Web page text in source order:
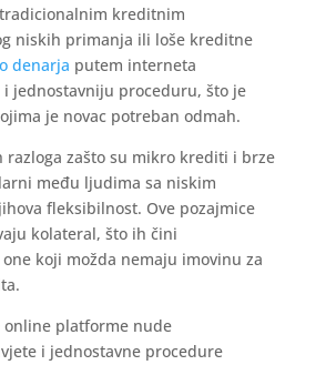
kreditnim
niskih primanja ili loše kreditne
denarja putem interneta
jednostavniju proceduru, što je
je novac potreban odmah.
razloga zašto su mikro krediti i brze
među ljudima sa niskim
fleksibilnost. Ove pozajmice
kolateral, što ih čini
koji možda nemaju imovinu za
online platforme nude
i jednostavne procedure